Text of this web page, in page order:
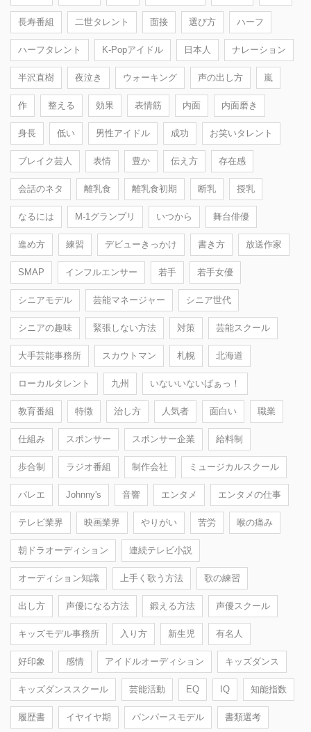
長寿番組 二世タレント 面接 選び方 ハーフ
ハーフタレント K-Popアイドル 日本人 ナレーション
半沢直樹 夜泣き ウォーキング 声の出し方 嵐
作 整える 効果 表情筋 内面 内面磨き
身長 低い 男性アイドル 成功 お笑いタレント
ブレイク芸人 表情 豊か 伝え方 存在感
会話のネタ 離乳食 離乳食初期 断乳 授乳
なるには M-1グランプリ いつから 舞台俳優
進め方 練習 デビューきっかけ 書き方 放送作家
SMAP インフルエンサー 若手 若手女優
シニアモデル 芸能マネージャー シニア世代
シニアの趣味 緊張しない方法 対策 芸能スクール
大手芸能事務所 スカウトマン 札幌 北海道
ローカルタレント 九州 いないいないばぁっ！
教育番組 特徴 治し方 人気者 面白い 職業
仕組み スポンサー スポンサー企業 給料制
歩合制 ラジオ番組 制作会社 ミュージカルスクール
バレエ Johnny's 音響 エンタメ エンタメの仕事
テレビ業界 映画業界 やりがい 苦労 喉の痛み
朝ドラオーディション 連続テレビ小説
オーディション知識 上手く歌う方法 歌の練習
出し方 声優になる方法 鍛える方法 声優スクール
キッズモデル事務所 入り方 新生児 有名人
好印象 感情 アイドルオーディション キッズダンス
キッズダンススクール 芸能活動 EQ IQ 知能指数
履歴書 イヤイヤ期 パンパースモデル 書類選考